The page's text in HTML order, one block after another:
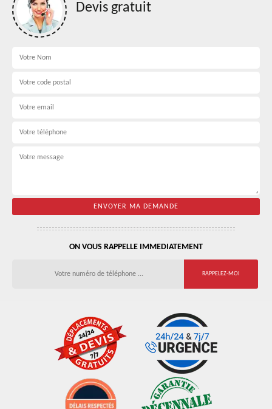
Devis gratuit
ON VOUS RAPPELLE IMMEDIATEMENT